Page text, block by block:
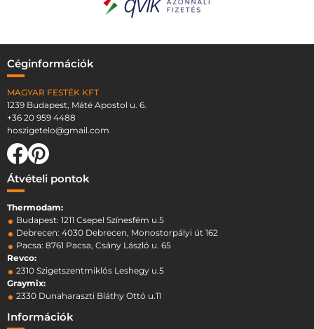
Céginformációk
MAGYAR FESTÉK KFT
1239 Budapest, Máté Apostol u. 6.
+36 20 959 4488
hoszigetelo@gmail.com
Átvételi pontok
Thermodam:
Budapest: 1211 Csepel Színesfém u.5
Debrecen: 4030 Debrecen, Monostorpályi út 162
Pacsa: 8761 Pacsa, Csány László u. 65
Revco:
2310 Szigetszentmiklós Leshegy u.5
Graymix:
2330 Dunaharaszti Bláthy Ottó u.11
Információk